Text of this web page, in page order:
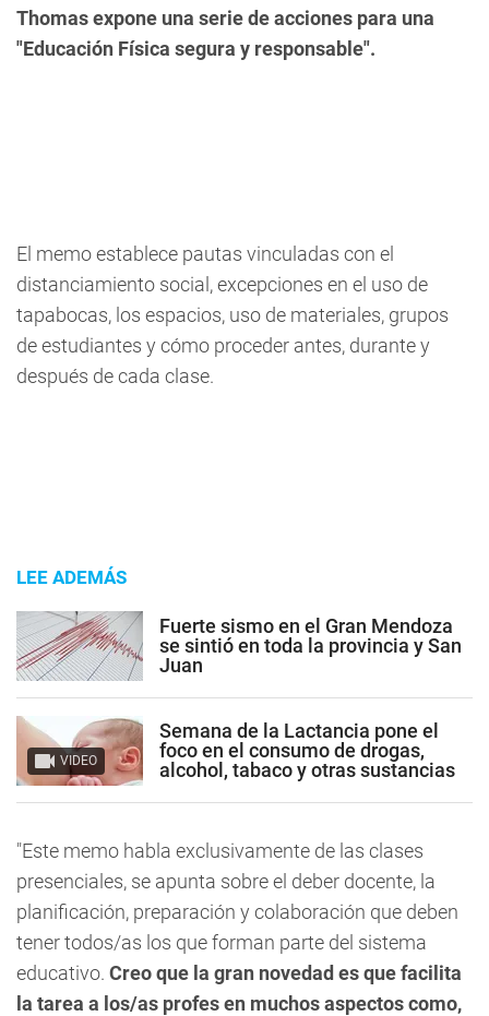
Thomas expone una serie de acciones para una
"Educación Física segura y responsable".
El memo establece pautas vinculadas con el
distanciamiento social, excepciones en el uso de
tapabocas, los espacios, uso de materiales, grupos
de estudiantes y cómo proceder antes, durante y
después de cada clase.
LEE ADEMÁS
Fuerte sismo en el Gran Mendoza
se sintió en toda la provincia y San
Juan
VIDEO
Semana de la Lactancia pone el
foco en el consumo de drogas,
alcohol, tabaco y otras sustancias
"Este memo habla exclusivamente de las clases
presenciales, se apunta sobre el deber docente, la
planificación, preparación y colaboración que deben
tener todos/as los que forman parte del sistema
educativo. Creo que la gran novedad es que facilita
la tarea a los/as profes en muchos aspectos como,